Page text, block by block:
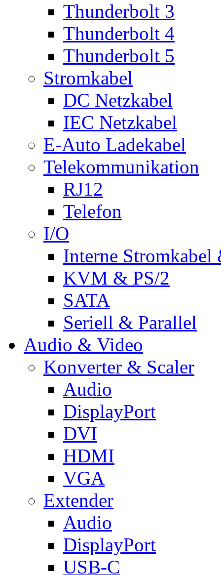
Thunderbolt 3
Thunderbolt 4
Thunderbolt 5
Stromkabel
DC Netzkabel
IEC Netzkabel
E-Auto Ladekabel
Telekommunikation
RJ12
Telefon
I/O
Interne Stromkabel
KVM & PS/2
SATA
Seriell & Parallel
Audio & Video
Konverter & Scaler
Audio
DisplayPort
DVI
HDMI
VGA
Extender
Audio
DisplayPort
USB-C